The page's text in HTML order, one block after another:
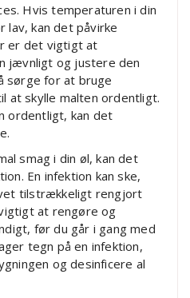
Hvis temperaturen i din
kan det påvirke
er det vigtigt at
jævnligt og justere den
sørge for at bruge
at skylle malten ordentligt.
ordentligt, kan det
smag i din øl, kan det
En infektion kan ske,
tilstrækkeligt rengjort
at rengøre og
før du går i gang med
tegn på en infektion,
og desinficere al